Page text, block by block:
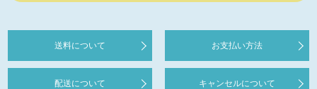
送料について お支払い方法
配送について キャンセルについて